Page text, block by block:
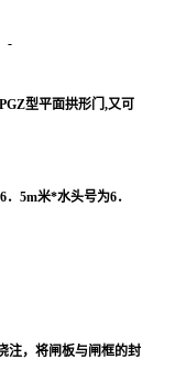
-
型平面拱形门,又可
5m米*水头号为6．
注，将闸板与闸框的封